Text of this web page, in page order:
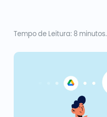
Tempo de Leitura: 8 minutos.